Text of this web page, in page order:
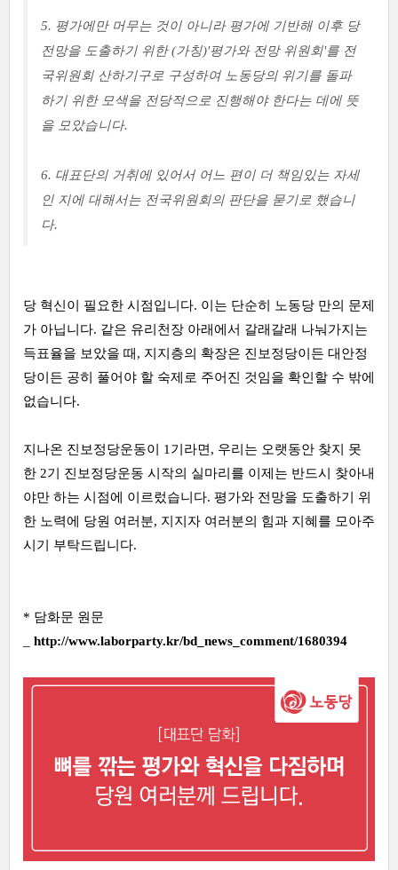
5. 평가에만 머무는 것이 아니라 평가에 기반해 이후 당
전망을 도출하기 위한 (가칭)'평가와 전망 위원회'를 전
국위원회 산하기구로 구성하여 노동당의 위기를 돌파
하기 위한 모색을 전당적으로 진행해야 한다는 데에 뜻
을 모았습니다.
6. 대표단의 거취에 있어서 어느 편이 더 책임있는 자세
인 지에 대해서는 전국위원회의 판단을 묻기로 했습니
다.
당 혁신이 필요한 시점입니다. 이는 단순히 노동당 만의 문제
가 아닙니다. 같은 유리천장 아래에서 갈래갈래 나눠가지는
득표율을 보았을 때, 지지층의 확장은 진보정당이든 대안정
당이든 공히 풀어야 할 숙제로 주어진 것임을 확인할 수 밖에
없습니다.
지나온 진보정당운동이 1기라면, 우리는 오랫동안 찾지 못
한 2기 진보정당운동 시작의 실마리를 이제는 반드시 찾아내
야만 하는 시점에 이르렀습니다. 평가와 전망을 도출하기 위
한 노력에 당원 여러분, 지지자 여러분의 힘과 지혜를 모아주
시기 부탁드립니다.
* 담화문 원문
http://www.laborparty.kr/bd_news_comment/1680394